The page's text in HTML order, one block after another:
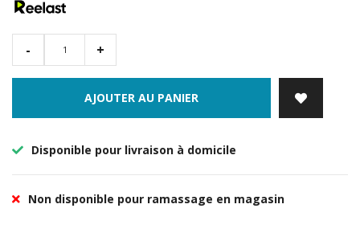
- +
AJOUTER AU PANIER
Disponible pour livraison à domicile
Non disponible pour ramassage en magasin